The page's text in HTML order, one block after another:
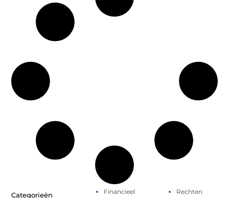
Categorieën
Financieel
Rechten